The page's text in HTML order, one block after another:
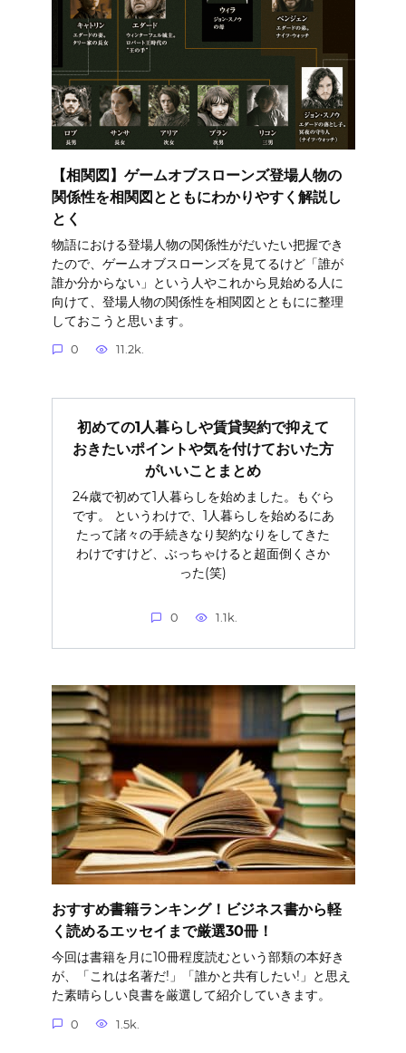
【相関図】ゲームオブスローンズ登場人物の
関係性を相関図とともにわかりやすく解説し
とく
物語における登場人物の関係性がだいたい把握でき
たので、ゲームオブスローンズを見てるけど「誰が
誰か分からない」という人やこれから見始める人に
向けて、登場人物の関係性を相関図とともにに整理
しておこうと思います。
0 11.2k.
初めての1人暮らしや賃貸契約で抑えて
おきたいポイントや気を付けておいた方
がいいことまとめ
24歳で初めて1人暮らしを始めました。もぐら
です。 というわけで、1人暮らしを始めるにあ
たって諸々の手続きなり契約なりをしてきた
わけですけど、ぶっちゃけると超面倒くさか
った(笑)
0 1.1k.
おすすめ書籍ランキング！ビジネス書から軽
く読めるエッセイまで厳選30冊！
今回は書籍を月に10冊程度読むという部類の本好き
が、「これは名著だ!」「誰かと共有したい!」と思え
た素晴らしい良書を厳選して紹介していきます。
0 1.5k.